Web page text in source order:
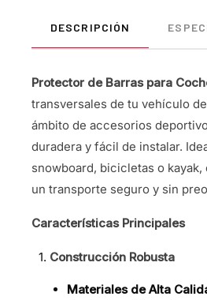
DESCRIPCIÓN
Protector de Barras para
transversales de tu vehículo
ámbito de accesorios
duradera y fácil de instalar.
snowboard, bicicletas o
un transporte seguro y sin
Características Principales
Construcción Robusta
Materiales de Alta